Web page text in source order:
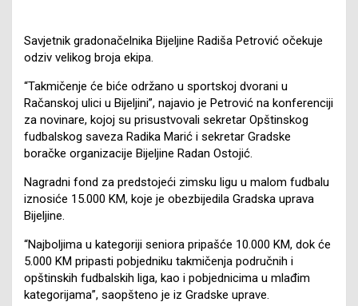
Savjetnik gradonačelnika Bijeljine Radiša Petrović očekuje
odziv velikog broja ekipa.
“Takmičenje će biće održano u sportskoj dvorani u
Račanskoj ulici u Bijeljini”, najavio je Petrović na konferenciji
za novinare, kojoj su prisustvovali sekretar Opštinskog
fudbalskog saveza Radika Marić i sekretar Gradske
boračke organizacije Bijeljine Radan Ostojić.
Nagradni fond za predstojeći zimsku ligu u malom fudbalu
iznosiće 15.000 KM, koje je obezbijedila Gradska uprava
Bijeljine.
“Najboljima u kategoriji seniora pripašće 10.000 KM, dok će
5.000 KM pripasti pobjedniku takmičenja područnih i
opštinskih fudbalskih liga, kao i pobjednicima u mlađim
kategorijama”, saopšteno je iz Gradske uprave.